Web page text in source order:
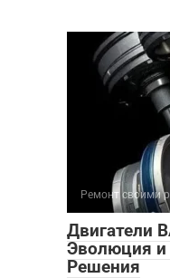
Ремонт своими
Двигатели
Эволюция
Решения